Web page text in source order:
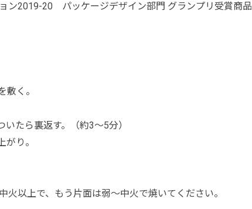
ン2019-20 パッケージデザイン部門 グランプリ受賞商品
敷く。
たら裏返す。（約3～5分）
り。
火以上で、もう片面は弱～中火で焼いてください。